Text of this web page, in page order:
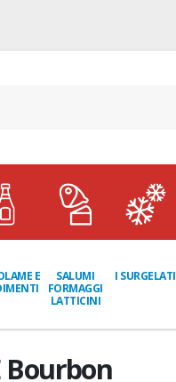
E
SALUMI
FORMAGGI
LATTICINI
I SURGELATI
Bourbon